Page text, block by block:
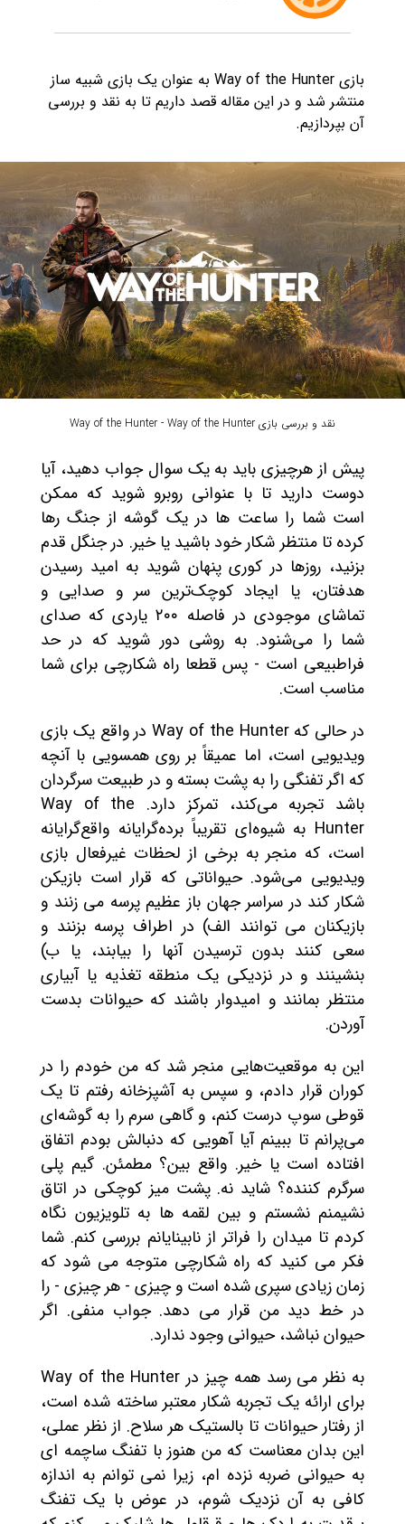
بازی Way of the Hunter به عنوان یک بازی شبیه ساز
منتشر شد و در این مقاله قصد داریم تا به نقد و بررسی
آن بپردازیم.
نقد و بررسی بازی Way of the Hunter - Way of the Hunter
پیش از هرچیزی باید به یک سوال جواب دهید، آیا
دوست دارید تا با عنوانی روبرو شوید که ممکن
است شما را ساعت ها در یک گوشه از جنگ رها
کرده تا منتظر شکار خود باشید یا خیر. در جنگل قدم
بزنید، روزها در کوری پنهان شوید به امید رسیدن
هدفتان، یا ایجاد کوچک‌ترین سر و صدایی و
تماشای موجودی در فاصله ۲۰۰ یاردی که صدای
شما را می‌شنود. به روشی دور شوید که در حد
فراطبیعی است - پس قطعا راه شکارچی برای شما
مناسب است.
در حالی که Way of the Hunter در واقع یک بازی
ویدیویی است، اما عمیقاً بر روی همسویی با آنچه
که اگر تفنگی را به پشت بسته و در طبیعت سرگردان
باشد تجربه می‌کند، تمرکز دارد. Way of the
Hunter به شیوه‌ای تقریباً برده‌گرایانه واقع‌گرایانه
است، که منجر به برخی از لحظات غیرفعال بازی
ویدیویی می‌شود. حیواناتی که قرار است بازیکن
شکار کند در سراسر جهان باز عظیم پرسه می زنند و
بازیکنان می توانند الف) در اطراف پرسه بزنند و
سعی کنند بدون ترسیدن آنها را بیابند، یا ب)
بنشینند و در نزدیکی یک منطقه تغذیه یا آبیاری
منتظر بمانند و امیدوار باشند که حیوانات بدست
آوردن.
این به موقعیت‌هایی منجر شد که من خودم را در
کوران قرار دادم، و سپس به آشپزخانه رفتم تا یک
قوطی سوپ درست کنم، و گاهی سرم را به گوشه‌ای
می‌پرانم تا ببینم آیا آهویی که دنبالش بودم اتفاق
افتاده است یا خیر. واقع بین؟ مطمئن. گیم پلی
سرگرم کننده؟ شاید نه. پشت میز کوچکی در اتاق
نشیمنم نشستم و بین لقمه ها به تلویزیون نگاه
کردم تا میدان را فراتر از نابینایانم بررسی کنم. شما
فکر می کنید که راه شکارچی متوجه می شود که
زمان زیادی سپری شده است و چیزی - هر چیزی - را
در خط دید من قرار می دهد. جواب منفی. اگر
حیوان نباشد، حیوانی وجود ندارد.
به نظر می رسد همه چیز در Way of the Hunter
برای ارائه یک تجربه شکار معتبر ساخته شده است،
از رفتار حیوانات تا بالستیک هر سلاح. از نظر عملی،
این بدان معناست که من هنوز با تفنگ ساچمه ای
به حیوانی ضربه نزده ام، زیرا نمی توانم به اندازه
کافی به آن نزدیک شوم، در عوض با یک تفنگ